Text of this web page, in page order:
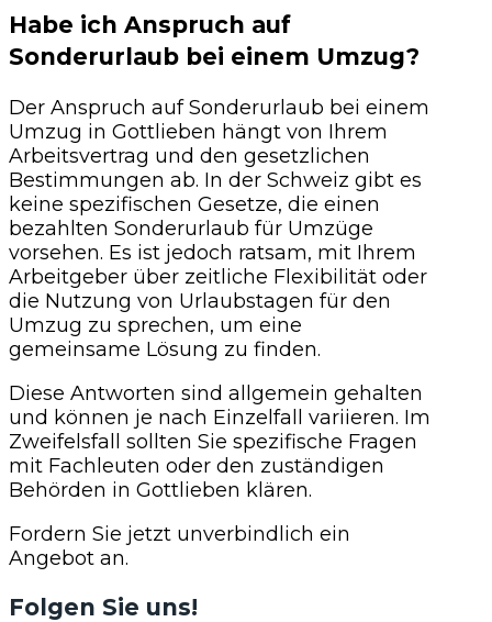
Habe ich Anspruch auf
Sonderurlaub bei einem Umzug?
Der Anspruch auf Sonderurlaub bei einem
Umzug in Gottlieben hängt von Ihrem
Arbeitsvertrag und den gesetzlichen
Bestimmungen ab. In der Schweiz gibt es
keine spezifischen Gesetze, die einen
bezahlten Sonderurlaub für Umzüge
vorsehen. Es ist jedoch ratsam, mit Ihrem
Arbeitgeber über zeitliche Flexibilität oder
die Nutzung von Urlaubstagen für den
Umzug zu sprechen, um eine
gemeinsame Lösung zu finden.
Diese Antworten sind allgemein gehalten
und können je nach Einzelfall variieren. Im
Zweifelsfall sollten Sie spezifische Fragen
mit Fachleuten oder den zuständigen
Behörden in Gottlieben klären.
Fordern Sie jetzt unverbindlich ein
Angebot an.
Folgen Sie uns!